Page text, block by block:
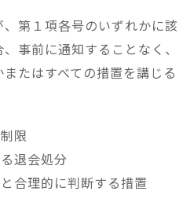
第１項各号のいずれかに該
事前に通知することなく、
たはすべての措置を講じる
限
退会処分
合理的に判断する措置